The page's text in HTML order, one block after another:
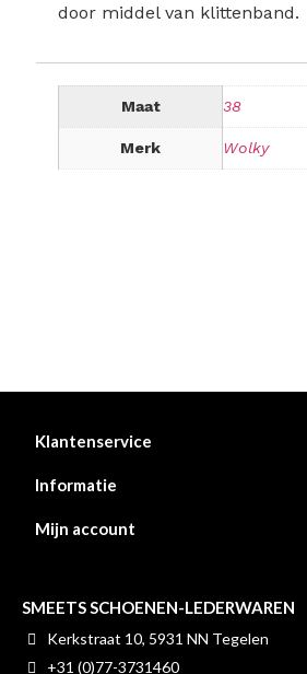
door middel van klittenband.
Maat 38
Merk Wolky
Klantenservice
Informatie
Mijn account
SMEETS SCHOENEN-LEDERWAREN
Kerkstraat 10, 5931 NN Tegelen
+31 (0)77-3731460